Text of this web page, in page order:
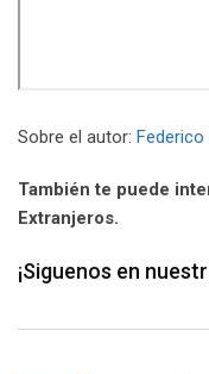
Sobre el autor: Federico
También te puede
Extranjeros.
¡Siguenos en